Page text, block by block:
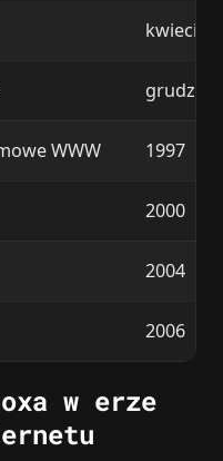
kwiecień
WWW 1997
2000
2004
2006
w erze